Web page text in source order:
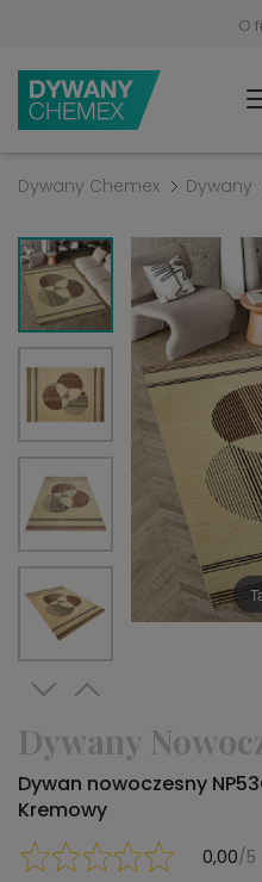
O
Dywany Chemex Dywany
Dywany
Dywan nowoczesny
Kremowy
0,00/5